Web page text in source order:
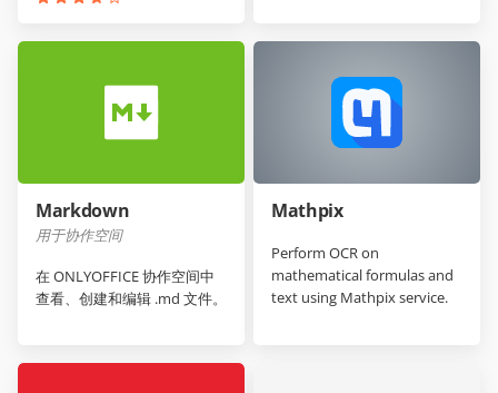
Markdown
用于协作空间
在 ONLYOFFICE 协作空间中
查看、创建和编辑 .md 文件。
Mathpix
Perform OCR on
mathematical formulas and
text using Mathpix service.